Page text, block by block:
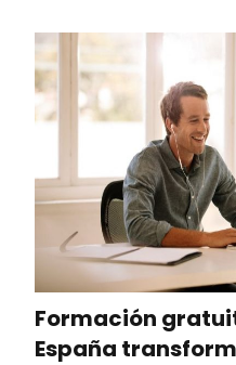
Formación
España